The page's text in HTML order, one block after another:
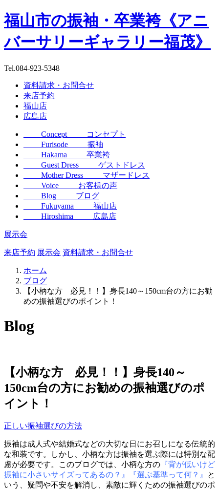
福山市の振袖・卒業袴《アニ
バーサリーギャラリー福茂》
Tel.084-923-5348
資料請求・お問合せ
来店予約
福山店
広島店
Concept
コンセプト
Furisode
振袖
Hakama
卒業袴
Guest Dress
ゲストドレス
Mother Dress
マザードレス
Voice
お客様の声
Blog
ブログ
Fukuyama
福山店
Hiroshima
広島店
展示会
来店予約 展示会 資料請求・お問合せ
ホーム
ブログ
【小柄な方 必見！！】身長140～150cm台の方にお勧
めの振袖選びのポイント！
Blog
【小柄な方 必見！！】身長140～
150cm台の方にお勧めの振袖選びのポ
イント！
正しい振袖選びの方法
振袖は成人式や結婚式などの大切な日にお召しになる伝統的
な和装です。しかし、小柄な方は振袖を選ぶ際には特別な配
慮が必要です。このブログでは、小柄な方の 『背が低いけど
振袖に小さいサイズってあるの？』『選ぶ基準って何？』
と
いう、疑問や不安を解消し、素敵に輝くための振袖選びのポ